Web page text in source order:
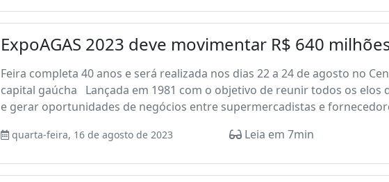
ExpoAGAS 2023 deve movimentar R$ 640
Feira completa 40 anos e será realizada nos dias 22 a 24 de agosto no
capital gaúcha Lançada em 1981 com o objetivo de reunir todos os elos
e gerar oportunidades de negócios entre supermercadistas e
quarta-feira, 16 de agosto de 2023 Leia em 7min